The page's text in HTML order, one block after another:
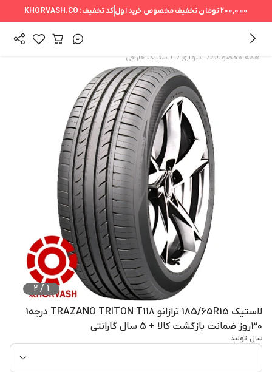
200,000 تومان تخفیف مخصوص خرید اولکد تخفیف: KHORVASH.CO
همه محصولات/ سواری / لاستیک خارجی
1
/
2
لاستیک 185/65R15 ترازانو TRAZANO TRITON T118 درجه1
30روز ضمانت بازگشت کالا + 5 سال گارانتی
سال تولید